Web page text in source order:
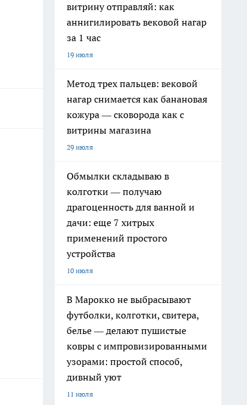
витрину отправляй: как
аннигилировать вековой нагар
за 1 час
19 июля
Метод трех пальцев: вековой
нагар снимается как банановая
кожура — сковорода как с
витрины магазина
29 июля
Обмылки складываю в
колготки — получаю
драгоценность для ванной и
дачи: еще 7 хитрых
применений простого
устройства
10 июля
В Марокко не выбрасывают
футболки, колготки, свитера,
белье — делают пушистые
ковры с импровизированными
узорами: простой способ,
дивный уют
11 июля